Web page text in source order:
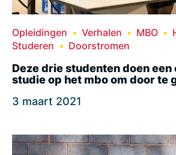
Opleidingen Verhalen MBO
Studeren
Doorstromen
Deze drie studenten doen
studie op het mbo om door te
3 maart 2021